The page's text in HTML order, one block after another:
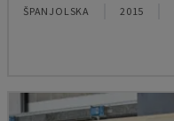
ŠPANJOLSKA 2015